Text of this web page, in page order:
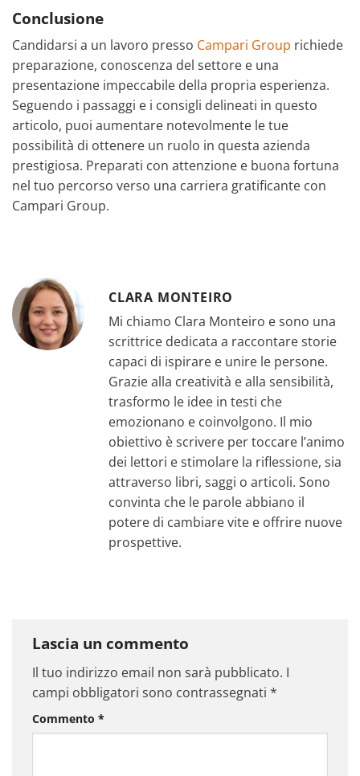
Conclusione
Candidarsi a un lavoro presso Campari Group richiede
preparazione, conoscenza del settore e una
presentazione impeccabile della propria esperienza.
Seguendo i passaggi e i consigli delineati in questo
articolo, puoi aumentare notevolmente le tue
possibilità di ottenere un ruolo in questa azienda
prestigiosa. Preparati con attenzione e buona fortuna
nel tuo percorso verso una carriera gratificante con
Campari Group.
CLARA MONTEIRO
Mi chiamo Clara Monteiro e sono una
scrittrice dedicata a raccontare storie
capaci di ispirare e unire le persone.
Grazie alla creatività e alla sensibilità,
trasformo le idee in testi che
emozionano e coinvolgono. Il mio
obiettivo è scrivere per toccare l’animo
dei lettori e stimolare la riflessione, sia
attraverso libri, saggi o articoli. Sono
convinta che le parole abbiano il
potere di cambiare vite e offrire nuove
prospettive.
Lascia un commento
Il tuo indirizzo email non sarà pubblicato. I
campi obbligatori sono contrassegnati *
Commento *